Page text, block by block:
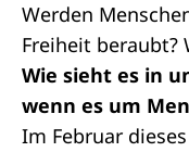
Werden
Freiheit beraubt?
Wie sieht es in
wenn es um
Im Februar